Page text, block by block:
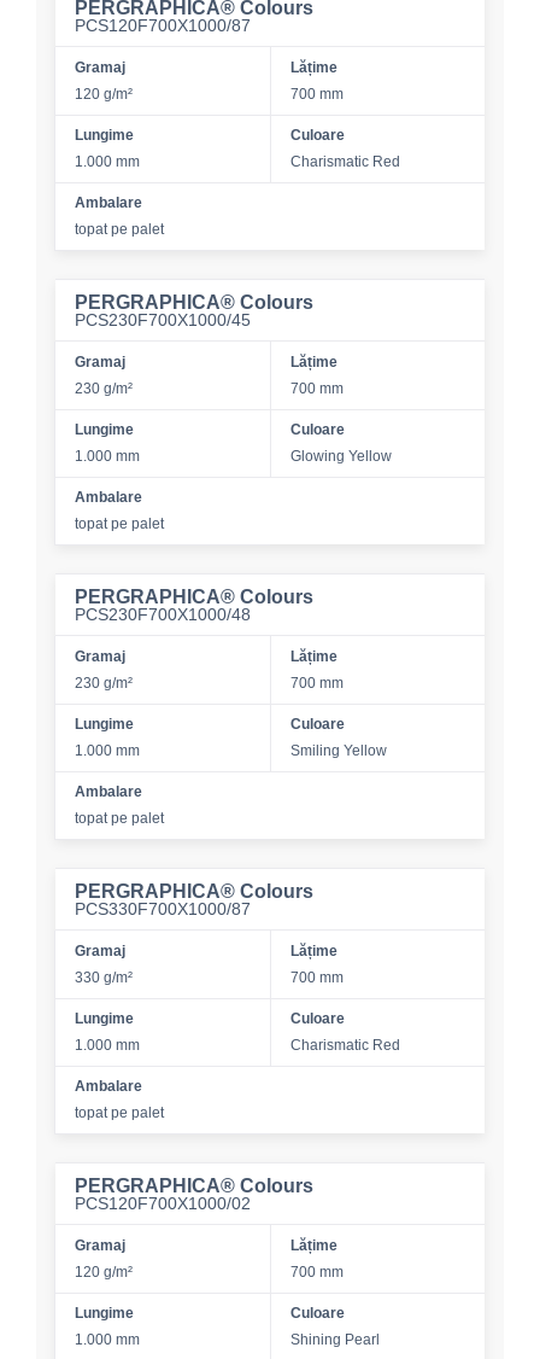
PERGRAPHICA® Colours
PCS120F700X1000/87
Gramaj
120 g/m²
Lățime
700 mm
Lungime
1.000 mm
Culoare
Charismatic Red
Ambalare
topat pe palet
PERGRAPHICA® Colours
PCS230F700X1000/45
Gramaj
230 g/m²
Lățime
700 mm
Lungime
1.000 mm
Culoare
Glowing Yellow
Ambalare
topat pe palet
PERGRAPHICA® Colours
PCS230F700X1000/48
Gramaj
230 g/m²
Lățime
700 mm
Lungime
1.000 mm
Culoare
Smiling Yellow
Ambalare
topat pe palet
PERGRAPHICA® Colours
PCS330F700X1000/87
Gramaj
330 g/m²
Lățime
700 mm
Lungime
1.000 mm
Culoare
Charismatic Red
Ambalare
topat pe palet
PERGRAPHICA® Colours
PCS120F700X1000/02
Gramaj
120 g/m²
Lățime
700 mm
Lungime
1.000 mm
Culoare
Shining Pearl